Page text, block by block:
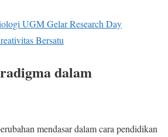
UGM Gelar Research Day
Bersatu
dalam
mendasar dalam cara pendidikan